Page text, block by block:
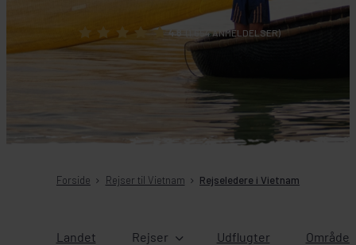
4.8 (1.654 ANMELDELSER)
Forside Rejser til Vietnam Rejseledere i Vietnam
Landet Rejser Udflugter